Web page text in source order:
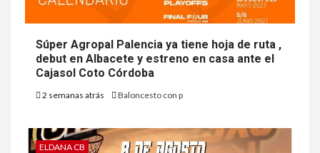
Súper Agropal Palencia ya tiene hoja de ruta ,
debut en Albacete y estreno en casa ante el
Cajasol Coto Córdoba
2 semanas atrás Baloncesto con p
ELDANA CB